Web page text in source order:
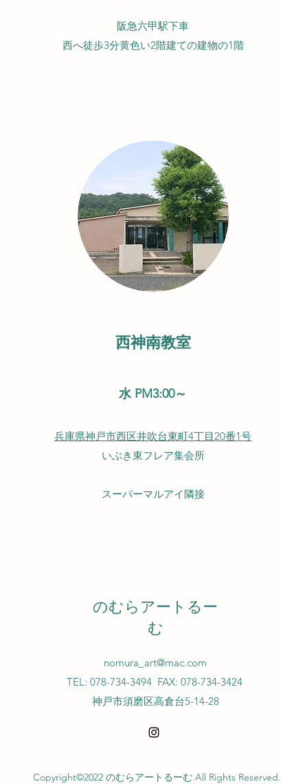
阪急六甲駅下車
西へ徒歩3分黄色い2階建ての建物の1階
西神南教室
水 PM3:00～
兵庫県神戸市西区井吹台東町4丁目20番1号
いぶき東フレア集会所
スーパーマルアイ隣接
のむらアートるー
む
nomura_art@mac.com
TEL: 078-734-3494 FAX: 078-734-3424
神戸市須磨区高倉台5-14-28
Copyright©2022 のむらアートるーむ All Rights Reserved.